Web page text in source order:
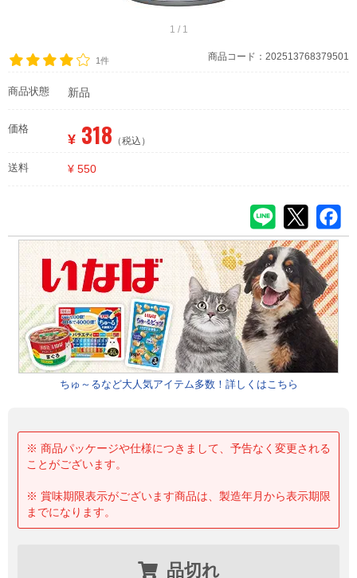
1 / 1
1件 商品コード：202513768379501
商品状態 新品
価格
¥ 318 （税込）
送料 ¥ 550
ちゅ～るなど大人気アイテム多数！詳しくはこちら
※ 商品パッケージや仕様につきまして、予告なく変更される
ことがございます。
※ 賞味期限表示がございます商品は、製造年月から表示期限
までになります。
品切れ